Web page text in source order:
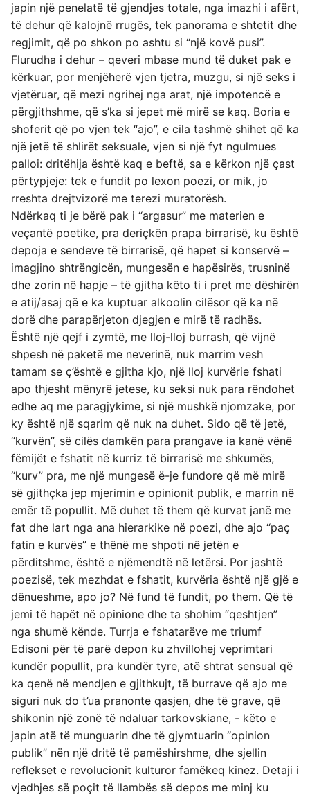
japin një penelatë të gjendjes totale, nga imazhi i afërt,
të dehur që kalojnë rrugës, tek panorama e shtetit dhe
regjimit, që po shkon po ashtu si “një kovë pusi”.
Flurudha i dehur – qeveri mbase mund të duket pak e
kërkuar, por menjëherë vjen tjetra, muzgu, si një seks i
vjetëruar, që mezi ngrihej nga arat, një impotencë e
përgjithshme, që s’ka si jepet më mirë se kaq. Boria e
shoferit që po vjen tek “ajo”, e cila tashmë shihet që ka
një jetë të shlirët seksuale, vjen si një fyt ngulmues
palloi: dritëhija është kaq e beftë, sa e kërkon një çast
përtypjeje: tek e fundit po lexon poezi, or mik, jo
rreshta drejtvizorë me terezi muratorësh.
Ndërkaq ti je bërë pak i “argasur” me materien e
veçantë poetike, pra deriçkën prapa birrarisë, ku është
depoja e sendeve të birrarisë, që hapet si konservë –
imagjino shtrëngicën, mungesën e hapësirës, trusninë
dhe zorin në hapje – të gjitha këto ti i pret me dëshirën
e atij/asaj që e ka kuptuar alkoolin cilësor që ka në
dorë dhe parapërjeton djegjen e mirë të radhës.
Është një qejf i zymtë, me lloj-lloj burrash, që vijnë
shpesh në paketë me neverinë, nuk marrim vesh
tamam se ç’është e gjitha kjo, një lloj kurvërie fshati
apo thjesht mënyrë jetese, ku seksi nuk para rëndohet
edhe aq me paragjykime, si një mushkë njomzake, por
ky është një sqarim që nuk na duhet. Sido që të jetë,
“kurvën”, së cilës damkën para prangave ia kanë vënë
fëmijët e fshatit në kurriz të birrarisë me shkumës,
“kurv” pra, me një mungesë ë-je fundore që më mirë
së gjithçka jep mjerimin e opinionit publik, e marrin në
emër të popullit. Më duhet të them që kurvat janë me
fat dhe lart nga ana hierarkike në poezi, dhe ajo “paç
fatin e kurvës” e thënë me shpoti në jetën e
përditshme, është e njëmendtë në letërsi. Por jashtë
poezisë, tek mezhdat e fshatit, kurvëria është një gjë e
dënueshme, apo jo? Në fund të fundit, po them. Që të
jemi të hapët në opinione dhe ta shohim “qeshtjen”
nga shumë kënde. Turrja e fshatarëve me triumf
Edisoni për të parë depon ku zhvillohej veprimtari
kundër popullit, pra kundër tyre, atë shtrat sensual që
ka qenë në mendjen e gjithkujt, të burrave që ajo me
siguri nuk do t’ua pranonte qasjen, dhe të grave, që
shikonin një zonë të ndaluar tarkovskiane, - këto e
japin atë të munguarin dhe të gjymtuarin “opinion
publik” nën një dritë të pamëshirshme, dhe sjellin
reflekset e revolucionit kulturor famëkeq kinez. Detaji i
vjedhjes së poçit të llambës së depos me minj ku